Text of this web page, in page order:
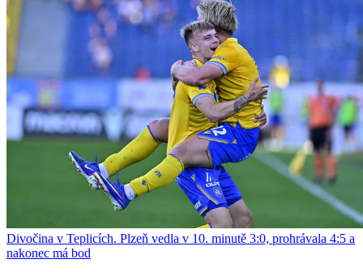
Divočina v Teplicích. Plzeň vedla v 10. minutě 3:0, prohrávala 4:5 a
nakonec má bod